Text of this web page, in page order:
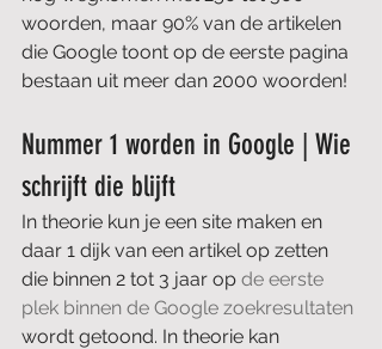
woorden, maar 90% van de artikelen
die Google toont op de eerste pagina
bestaan uit meer dan 2000 woorden!
Nummer 1 worden in Google | Wie
schrijft die blijft
In theorie kun je een site maken en
daar 1 dijk van een artikel op zetten
die binnen 2 tot 3 jaar op de eerste
plek binnen de Google zoekresultaten
wordt getoond. In theorie kan